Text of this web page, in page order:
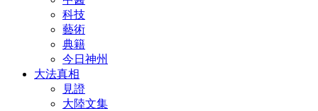
科技
藝術
典籍
今日神州
大法真相
見證
大陸文集